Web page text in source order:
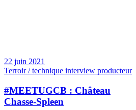
22 juin 2021
Terroir / technique interview producteur
#MEETUGCB : Château
Chasse-Spleen